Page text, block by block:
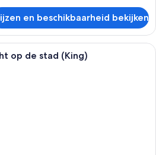
en beschikbaarheid bekijken
Een hotelkamer met een groot bed,
op de stad (King)